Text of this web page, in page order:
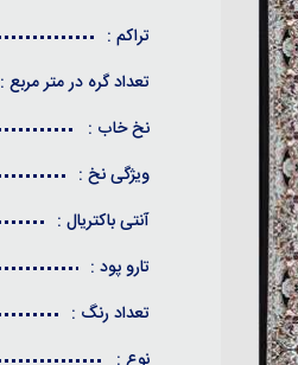
تراکم :
تعداد گره در متر مربع :
نخ خاب :
ویژگی نخ :
آنتی باکتریال :
تارو پود :
تعداد رنگ :